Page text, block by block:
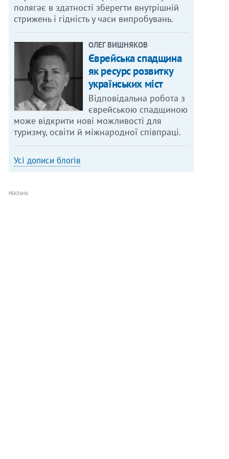
полягає в здатності зберегти внутрішній
стрижень і гідність у часи випробувань.
ОЛЕГ ВИШНЯКОВ
Єврейська спадщина
як ресурс розвитку
українських міст
Відповідальна робота з
єврейською спадщиною
може відкрити нові можливості для
туризму, освіти й міжнародної співпраці.
Усі дописи блогів
РЕКЛАМА